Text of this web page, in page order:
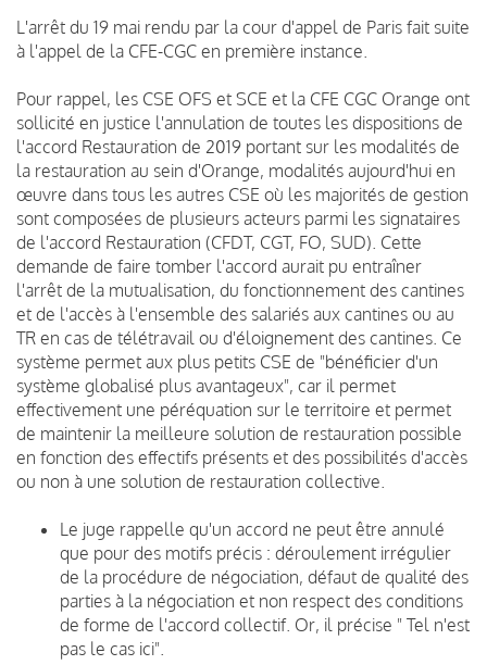
L'arrêt du 19 mai rendu par la cour d'appel de Paris fait suite
à l'appel de la CFE-CGC en première instance.
Pour rappel, les CSE OFS et SCE et la CFE CGC Orange ont
sollicité en justice l'annulation de toutes les dispositions de
l'accord Restauration de 2019 portant sur les modalités de
la restauration au sein d'Orange, modalités aujourd'hui en
œuvre dans tous les autres CSE où les majorités de gestion
sont composées de plusieurs acteurs parmi les signataires
de l'accord Restauration (CFDT, CGT, FO, SUD). Cette
demande de faire tomber l'accord aurait pu entraîner
l'arrêt de la mutualisation, du fonctionnement des cantines
et de l'accès à l'ensemble des salariés aux cantines ou au
TR en cas de télétravail ou d'éloignement des cantines. Ce
système permet aux plus petits CSE de "bénéficier d'un
système globalisé plus avantageux", car il permet
effectivement une péréquation sur le territoire et permet
de maintenir la meilleure solution de restauration possible
en fonction des effectifs présents et des possibilités d'accès
ou non à une solution de restauration collective.
Le juge rappelle qu'un accord ne peut être annulé
que pour des motifs précis : déroulement irrégulier
de la procédure de négociation, défaut de qualité des
parties à la négociation et non respect des conditions
de forme de l'accord collectif. Or, il précise " Tel n'est
pas le cas ici".